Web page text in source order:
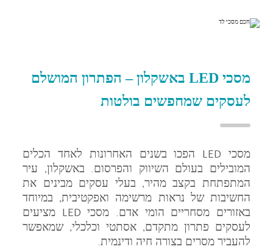
מסכי LED באשקלון – הפתרון המושלם
לעסקים שמחפשים בולטות
מסכי LED הפכו בשנים האחרונות לאחד הכלים
המובילים בעולם השיווק והפרסום. באשקלון, עיר
המתפתחת בקצב מהיר, בעלי עסקים מבינים את
החשיבות של נראות מרשימה ואפקטיבית, במיוחד
באזורים מסחריים הומי אדם. מסכי LED מציעים
לעסקים פתרון מתקדם, אסתטי וכלכלי, שמאפשר
להעביר מסרים בצורה חיה ודינמית.